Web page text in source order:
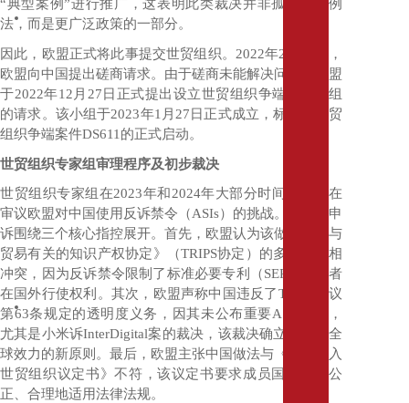
“典型案例”进行推广，这表明此类裁决并非孤立的案例
法，而是更广泛政策的一部分。
因此，欧盟正式将此事提交世贸组织。 2022年2
日，
欧盟向中国提出磋商请求。由于磋商未能解决问题，欧盟
于2022年12 月 27 日正式提出设立世贸组织争端解决小组
的请求。该小组于2023年1 月 27 日正式成立，标志着世贸
组织争端案件DS611 的正式启动。
世贸组织专家组审理程序及初步裁决
世贸组织专家组在2023年和2024年大部分时间里，都在
审议欧盟对中国使用反诉禁令（ASIs）的挑战。欧盟的申
诉围绕三个核心指控展开。首先，欧盟认为该做法与《与
贸易有关的知识产权协定》（TRIPS协定）的多项条款相
冲突，因为反诉禁令限制了标准必要专利（SEP
）持有者
在国外行使权利。其次，欧盟声称中国违反了TRIPS
协议
第63条规定的透明度义务，因其未公布重要ASIs
裁决，
尤其是小米诉InterDigital案的裁决，该裁决确立了
全
球效力的新原则。最后，欧盟主张中国做法与《中国加入
世贸组织议定书》不符，该议定书要求成员国统一、公
正、合理地适用法律法规。